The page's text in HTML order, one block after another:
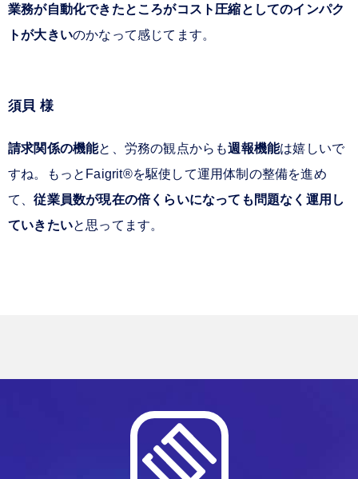
業務が自動化できたところがコスト圧縮としてのインパク
トが大きいのかなって感じてます。
須貝 様
請求関係の機能と、労務の観点からも週報機能は嬉しいで
すね。もっとFaigrit®を駆使して運用体制の整備を進め
て、従業員数が現在の倍くらいになっても問題なく運用し
ていきたいと思ってます。